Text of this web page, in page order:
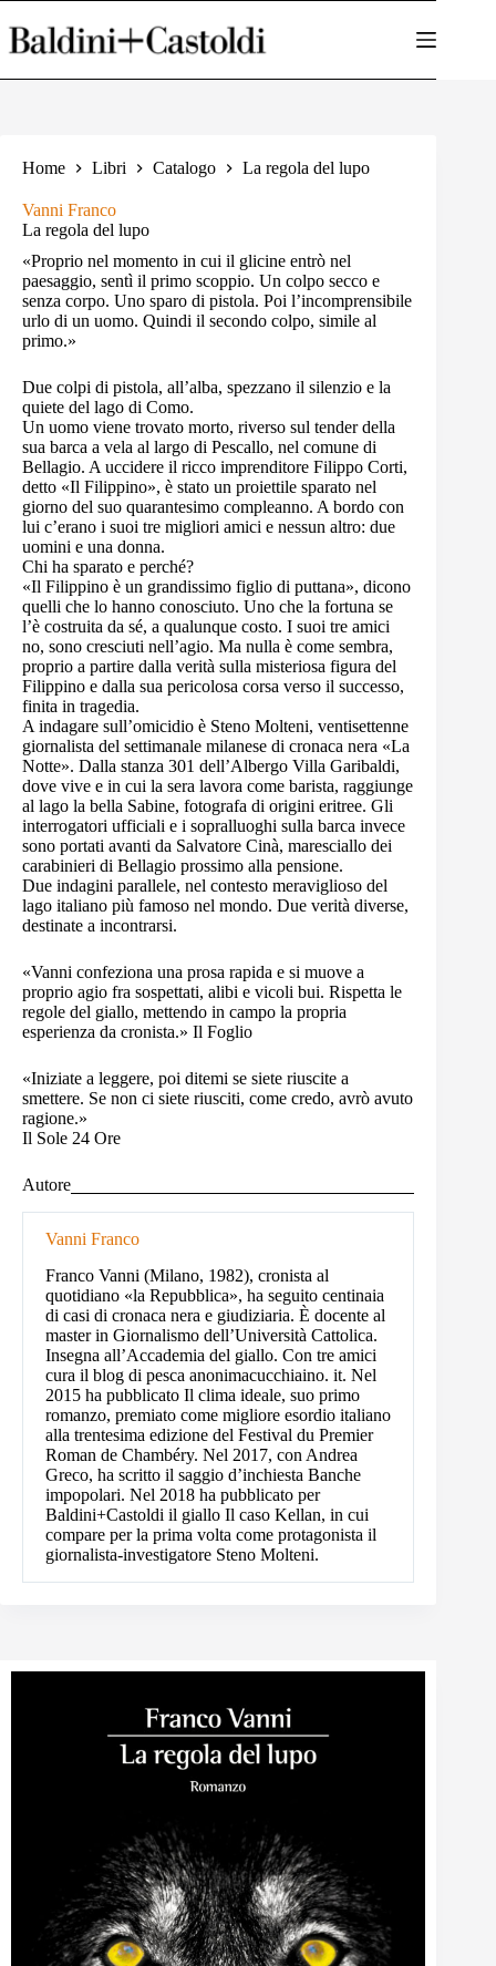
al
contenuto
Home Libri Catalogo La regola del lupo
Vanni Franco
La regola del lupo
«Proprio nel momento in cui il glicine entrò nel
paesaggio, sentì il primo scoppio. Un colpo secco e
senza corpo. Uno sparo di pistola. Poi l’incomprensibile
urlo di un uomo. Quindi il secondo colpo, simile al
primo.»
Due colpi di pistola, all’alba, spezzano il silenzio e la
quiete del lago di Como.
Un uomo viene trovato morto, riverso sul tender della
sua barca a vela al largo di Pescallo, nel comune di
Bellagio. A uccidere il ricco imprenditore Filippo Corti,
detto «Il Filippino», è stato un proiettile sparato nel
giorno del suo quarantesimo compleanno. A bordo con
lui c’erano i suoi tre migliori amici e nessun altro: due
uomini e una donna.
Chi ha sparato e perché?
«Il Filippino è un grandissimo figlio di puttana», dicono
quelli che lo hanno conosciuto. Uno che la fortuna se
l’è costruita da sé, a qualunque costo. I suoi tre amici
no, sono cresciuti nell’agio. Ma nulla è come sembra,
proprio a partire dalla verità sulla misteriosa figura del
Filippino e dalla sua pericolosa corsa verso il successo,
finita in tragedia.
A indagare sull’omicidio è Steno Molteni, ventisettenne
giornalista del settimanale milanese di cronaca nera «La
Notte». Dalla stanza 301 dell’Albergo Villa Garibaldi,
dove vive e in cui la sera lavora come barista, raggiunge
al lago la bella Sabine, fotografa di origini eritree. Gli
interrogatori ufficiali e i sopralluoghi sulla barca invece
sono portati avanti da Salvatore Cinà, maresciallo dei
carabinieri di Bellagio prossimo alla pensione.
Due indagini parallele, nel contesto meraviglioso del
lago italiano più famoso nel mondo. Due verità diverse,
destinate a incontrarsi.
«Vanni confeziona una prosa rapida e si muove a
proprio agio fra sospettati, alibi e vicoli bui. Rispetta le
regole del giallo, mettendo in campo la propria
esperienza da cronista.» Il Foglio
«Iniziate a leggere, poi ditemi se siete riuscite a
smettere. Se non ci siete riusciti, come credo, avrò avuto
ragione.»
Il Sole 24 Ore
Autore
Vanni Franco
Franco Vanni (Milano, 1982), cronista al
quotidiano «la Repubblica», ha seguito centinaia
di casi di cronaca nera e giudiziaria. È docente al
master in Giornalismo dell’Università Cattolica.
Insegna all’Accademia del giallo. Con tre amici
cura il blog di pesca anonimacucchiaino. it. Nel
2015 ha pubblicato Il clima ideale, suo primo
romanzo, premiato come migliore esordio italiano
alla trentesima edizione del Festival du Premier
Roman de Chambéry. Nel 2017, con Andrea
Greco, ha scritto il saggio d’inchiesta Banche
impopolari. Nel 2018 ha pubblicato per
Baldini+Castoldi il giallo Il caso Kellan, in cui
compare per la prima volta come protagonista il
giornalista-investigatore Steno Molteni.